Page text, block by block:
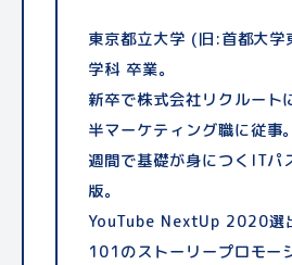
東京都立大学 (旧:首都大学
学科 卒業。
新卒で株式会社リクルート
半マーケティング職に従事
週間で基礎が身につくITパ
版。
YouTube NextUp 2020選
101のストーリープロモー